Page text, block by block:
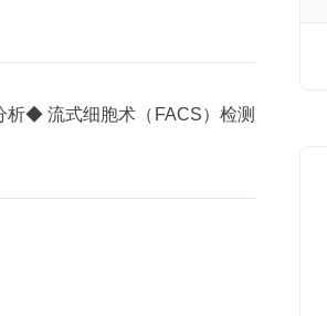
析◆ 流式细胞术（FACS）检测